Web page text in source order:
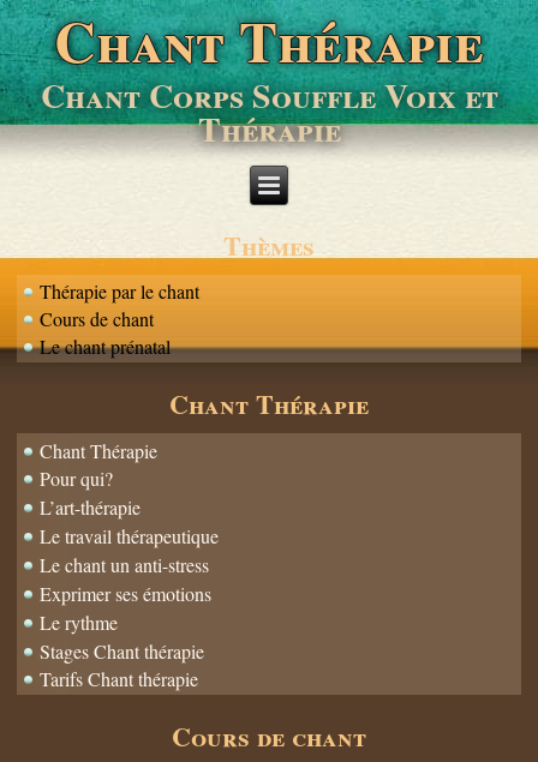
Chant Thérapie
Chant Corps Souffle Voix et
Thérapie
Thèmes
Thérapie par le chant
Cours de chant
Le chant prénatal
Chant Thérapie
Chant Thérapie
Pour qui?
L’art-thérapie
Le travail thérapeutique
Le chant un anti-stress
Exprimer ses émotions
Le rythme
Stages Chant thérapie
Tarifs Chant thérapie
Cours de chant